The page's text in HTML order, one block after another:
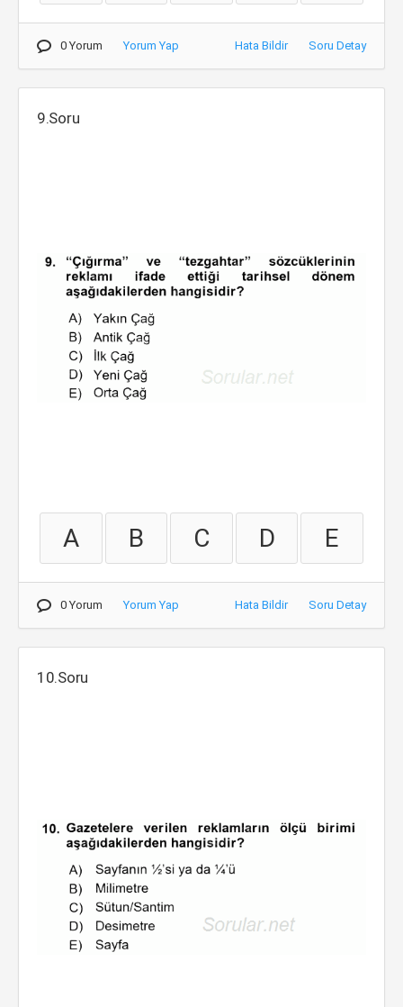
0 Yorum Yorum Yap Hata Bildir Soru Detay
9.Soru
A B C D E
0 Yorum Yorum Yap Hata Bildir Soru Detay
10.Soru